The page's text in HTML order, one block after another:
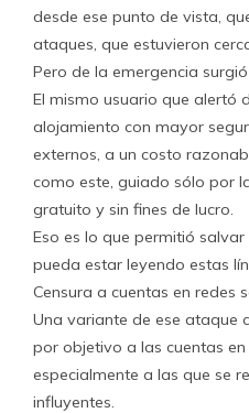
desde ese punto de vista,
ataques, que estuvieron
Pero de la emergencia
El mismo usuario que alertó
alojamiento con mayor
externos, a un costo
como este, guiado sólo por
gratuito y sin fines de lucro.
Eso es lo que permitió
pueda estar leyendo estas
Censura a cuentas en redes
Una variante de ese ataque
por objetivo a las cuentas en
especialmente a las que se
influyentes.